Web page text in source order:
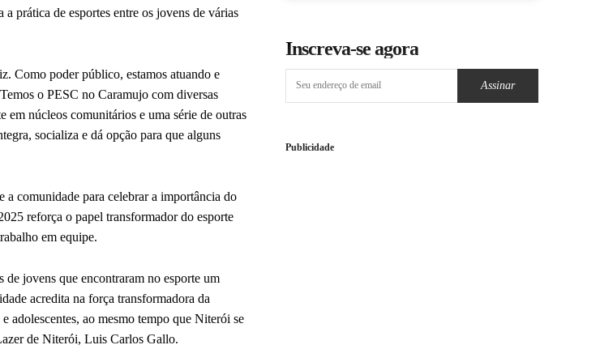
prática de esportes entre os jovens de várias
Como poder público, estamos atuando e
o PESC no Caramujo com diversas
em núcleos comunitários e uma série de outras
socializa e dá opção para que alguns
a comunidade para celebrar a importância do
reforça o papel transformador do esporte
em equipe.
jovens que encontraram no esporte um
acredita na força transformadora da
adolescentes, ao mesmo tempo que Niterói se
de Niterói, Luis Carlos Gallo.
Inscreva-se agora
Assinar
Publicidade